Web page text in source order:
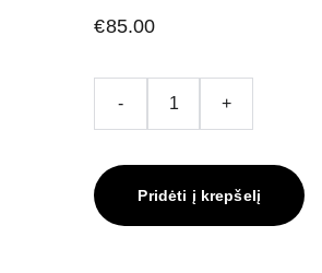
€85.00
- +
Pridėti į krepšelį